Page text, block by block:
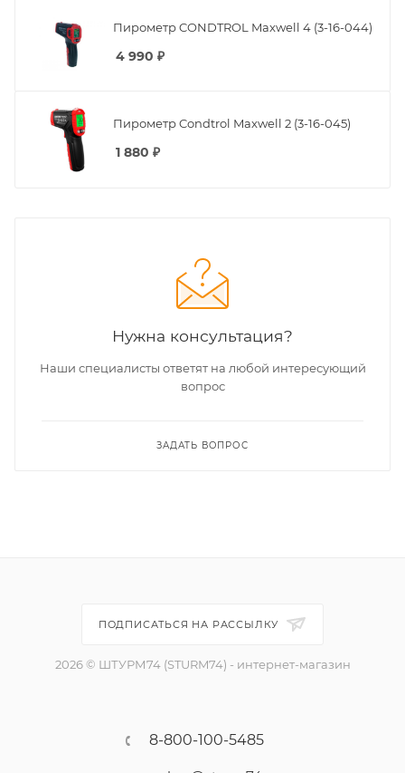
Пирометр CONDTROL Maxwell 4 (3-16-044)
4 990 ₽
Пирометр Condtrol Maxwell 2 (3-16-045)
1 880 ₽
Нужна консультация?
Наши специалисты ответят на любой интересующий
вопрос
ЗАДАТЬ ВОПРОС
ПОДПИСАТЬСЯ НА РАССЫЛКУ
2026 © ШТУРМ74 (STURM74) - интернет-магазин
8-800-100-5485